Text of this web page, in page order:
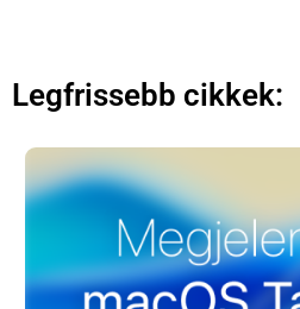
Legfrissebb cikkek: